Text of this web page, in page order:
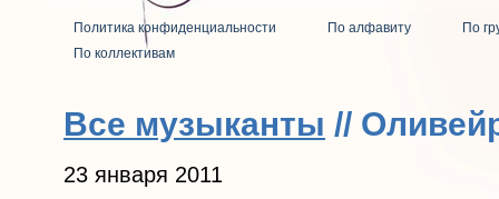
Политика конфиденциальности По алфавиту
По
По коллективам
Все музыканты //
23 января 2011